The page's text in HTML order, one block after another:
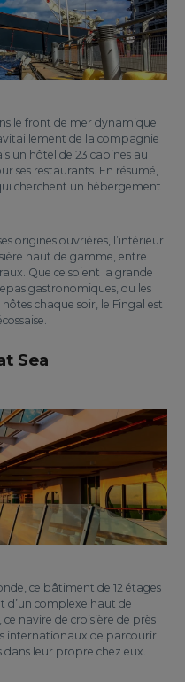
le front de mer dynamique
de la compagnie
un hôtel de 23 cabines au
ses restaurants. En résumé,
cherchent un hébergement
origines ouvrières, l’intérieur
haut de gamme, entre
Que ce soient la grande
gastronomiques, ou les
chaque soir, le Fingal est
Sea
ce bâtiment de 12 étages
d’un complexe haut de
navire de croisière de près
internationaux de parcourir
leur propre chez eux.